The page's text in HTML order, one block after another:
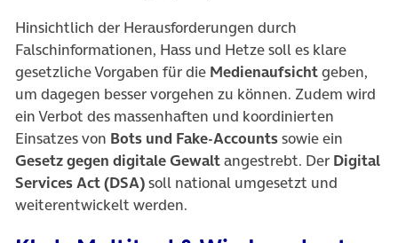
Hinsichtlich der Herausforderungen durch
Falschinformationen, Hass und Hetze soll es klare
gesetzliche Vorgaben für die Medienaufsichtgeben,
um dagegen besser vorgehen zu können. Zudem wird
ein Verbot des massenhaften und koordinierten
Einsatzes von Bots und Fake-Accountssowie ein
Gesetz gegen digitale Gewaltangestrebt. Der Digital
Services Act (DSA)soll national umgesetzt und
weiterentwickelt werden.